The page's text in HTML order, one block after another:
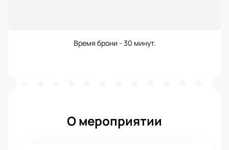
Время брони - 30 минут.
О мероприятии